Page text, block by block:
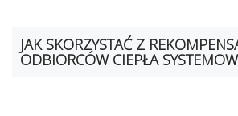
JAK SKORZYSTAĆ Z
ODBIORCÓW CIEPŁA